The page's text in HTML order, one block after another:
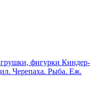
фигурки Киндер-
Черепаха. Рыба. Еж.